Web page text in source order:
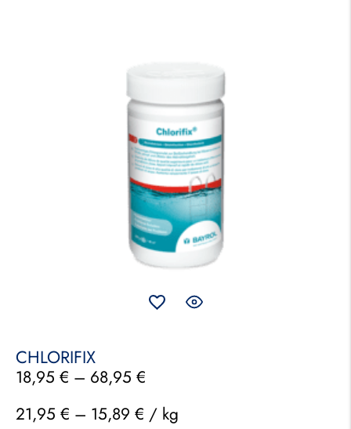
CHLORIFIX
18,95 € – 68,95 €
21,95 € – 15,89 € / kg